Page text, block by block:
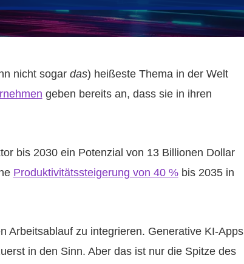
nicht sogar das) heißeste Thema in der Welt
geben bereits an, dass sie in ihren
bis 2030 ein Potenzial von 13 Billionen Dollar
Produktivitätssteigerung von 40 %bis 2035 in
Arbeitsablauf zu integrieren. Generative KI-Apps
in den Sinn. Aber das ist nur die Spitze des